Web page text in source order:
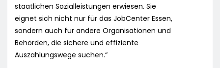
staatlichen Sozialleistungen erwiesen. Sie
eignet sich nicht nur für das JobCenter Essen,
sondern auch für andere Organisationen und
Behörden, die sichere und effiziente
Auszahlungswege suchen.“